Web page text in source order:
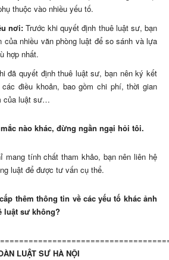
thuộc vào nhiều yếu tố.
nơi:Trước khi quyết định thuê luật sư, bạn
của nhiều văn phòng luật để so sánh và lựa
hợp nhất.
đã quyết định thuê luật sư, bạn nên ký kết
điều khoản, bao gồm chi phí, thời gian
của luật sư…
nào khác, đừng ngần ngại hỏi tôi.
tính chất tham khảo, bạn nên liên hệ
luật để được tư vấn cụ thể.
thêm thông tin về các yếu tố khác ảnh
luật sư không?
LUẬT SƯ HÀ NỘI